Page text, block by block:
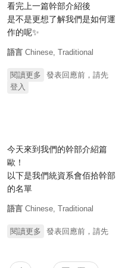
看完上一篇幹部介紹後
是不是更想了解我們是如何運
作的呢✨
語言 Chinese, Traditional
閱讀更多 關於110學年度 執掌介
發表回應前，請先
登入
今天來到我們的幹部介紹篇
歐！
以下是我們統資系會佰拾幹部
的名單
語言 Chinese, Traditional
閱讀更多 關於110學年度 幹部介
發表回應前，請先